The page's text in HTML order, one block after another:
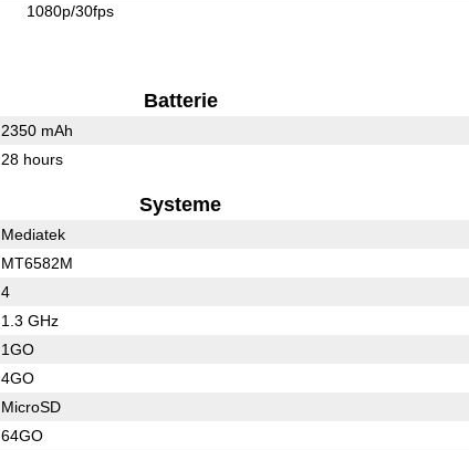
1080p/30fps
Batterie
2350 mAh
28 hours
Systeme
Mediatek
MT6582M
4
1.3 GHz
1GO
4GO
MicroSD
64GO